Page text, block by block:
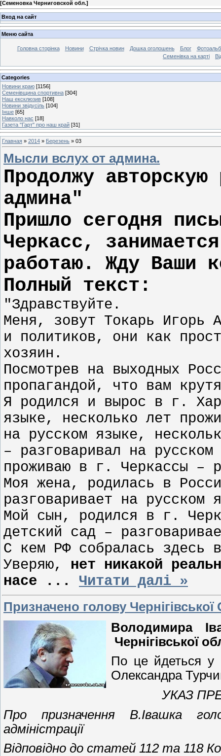
[Семеновка Черниговской обл.]
Вход на сайт
Меню сайта
Головна сторінка Новини Стрічка новин Дошка оголошень Блог
Семенівка на карті
Categories
Новини краю [1156]
Семенівщина спортивна [304]
Наш ексклюзив [108]
Новини звідусіль [104]
Інше [65]
Навколо нас [18]
Газета "Гарт" про наш край [31]
Главная » 2014 » Березень » 03
Мысли вслух от админа.
Продолжу
админа"
Пришло сегодня
Черкасс,
работаю. Жду Ваши
Полный текст:
"Здравствуйте.
Меня, зовут Токарь Игорь
и политиков, они как
хозяин.
Посмотрев на выходных
пропагандой, что вам
Я родился и вырос в г.
языке, несколько лет
на русском языке,
– разговаривал на
проживаю в г. Черкассы –
Моя жена, родилась в
разговаривает на русском
Мой сын, родился в г.
детский сад –
С кем РФ собралась здесь
Уверяю, нет никакой
насе
... Читати далі »
Призначено голову
Володимира
Чернігівської
По це йдеться у
Олександра
УКАЗ
Про призначення В.Івашка
адміністрації
Відповідно до статей 112 та 118